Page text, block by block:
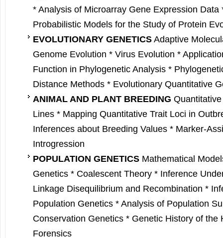
* Analysis of Microarray Gene Expression Data
Probabilistic Models for the Study of Protein
EVOLUTIONARY GENETICSAdaptive
Genome Evolution * Virus Evolution *
Function in Phylogenetic Analysis *
Distance Methods * Evolutionary Quantitative
ANIMAL AND PLANT BREEDING
Lines * Mapping Quantitative Trait Loci in
Inferences about Breeding Values * Marker-
Introgression
POPULATION GENETICSMathematical
Genetics * Coalescent Theory * Inference
Linkage Disequilibrium and Recombination *
Population Genetics * Analysis of Population
Conservation Genetics * Genetic History of the
Forensics